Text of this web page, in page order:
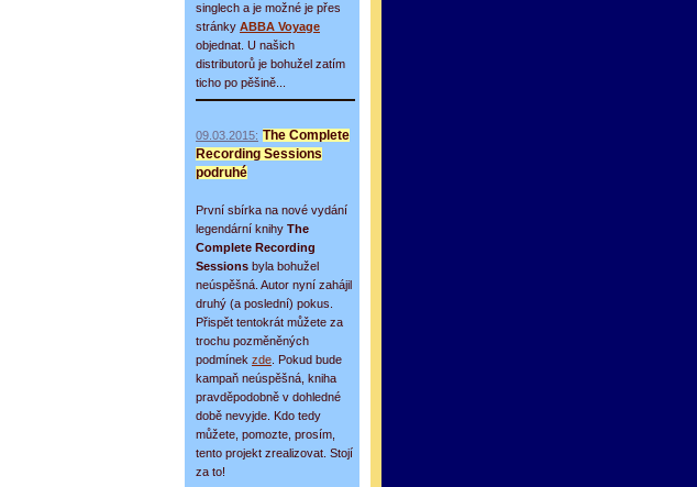
singlech a je možné je přes
stránky ABBA Voyage
objednat. U našich
distributorů je bohužel zatím
ticho po pěšině...
09.03.2015: The Complete
Recording Sessions
podruhé
První sbírka na nové vydání
legendární knihy The
Complete Recording
Sessions byla bohužel
neúspěšná. Autor nyní zahájil
druhý (a poslední) pokus.
Přispět tentokrát můžete za
trochu pozměněných
podmínek zde . Pokud bude
kampaň neúspěšná, kniha
pravděpodobně v dohledné
době nevyjde. Kdo tedy
můžete, pomozte, prosím,
tento projekt zrealizovat. Stojí
za to!